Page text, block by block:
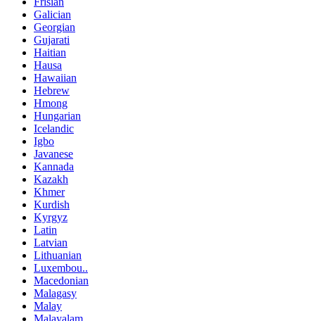
Galician
Georgian
Gujarati
Haitian
Hausa
Hawaiian
Hebrew
Hmong
Hungarian
Icelandic
Igbo
Javanese
Kannada
Kazakh
Khmer
Kurdish
Kyrgyz
Latin
Latvian
Lithuanian
Luxembou..
Macedonian
Malagasy
Malay